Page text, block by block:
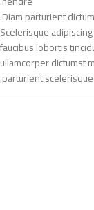
Diam parturient
Scelerisque
faucibus lobortis
ullamcorper dictumst
parturient